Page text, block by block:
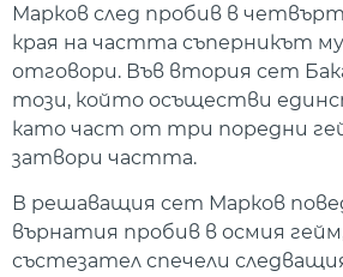
Марков след пробив в
края на частта съперникът му
отговори. Във втория сет
този, който осъществи
като част от три поредни
затвори частта.
В решаващия сет Марков
върнатия пробив в осмия
състезател спечели